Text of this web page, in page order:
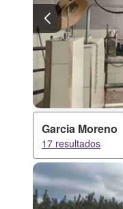
Garcia Moreno
17 resultados